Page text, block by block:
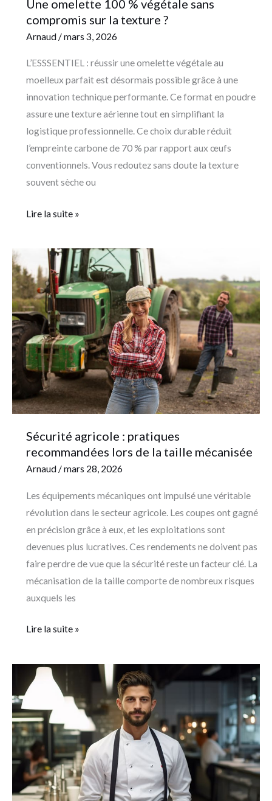
Une omelette 100 % végétale sans
compromis sur la texture ?
Arnaud/mars 3, 2026
L’ESSSENTIEL : réussir une omelette végétale au
moelleux parfait est désormais possible grâce à une
innovation technique performante. Ce format en poudre
assure une texture aérienne tout en simplifiant la
logistique professionnelle. Ce choix durable réduit
l’empreinte carbone de 70 % par rapport aux œufs
conventionnels. Vous redoutez sans doute la texture
souvent sèche ou
Lire la suite »
Sécurité agricole : pratiques
recommandées lors de la taille mécanisée
Arnaud/mars 28, 2026
Les équipements mécaniques ont impulsé une véritable
révolution dans le secteur agricole. Les coupes ont gagné
en précision grâce à eux, et les exploitations sont
devenues plus lucratives. Ces rendements ne doivent pas
faire perdre de vue que la sécurité reste un facteur clé. La
mécanisation de la taille comporte de nombreux risques
auxquels les
Sécurité
agricole
:
pratiques
recommandées
lors
de
taille
mécanisée
Lire la suite »
Découvrir
lacuisinedefabrice
conseils,
inspirations
et
services
autour